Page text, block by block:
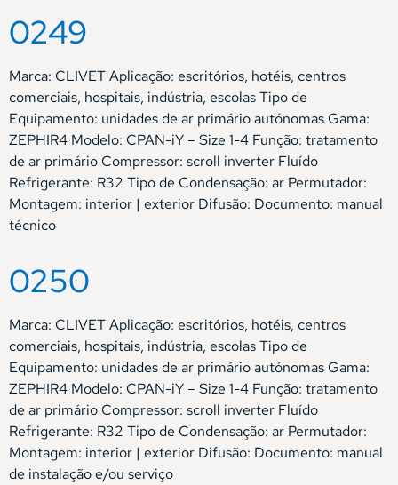
0249
Marca: CLIVET Aplicação: escritórios, hotéis, centros
comerciais, hospitais, indústria, escolas Tipo de
Equipamento: unidades de ar primário autónomas Gama:
ZEPHIR4 Modelo: CPAN-iY – Size 1-4 Função: tratamento
de ar primário Compressor: scroll inverter Fluído
Refrigerante: R32 Tipo de Condensação: ar Permutador:
Montagem: interior | exterior Difusão: Documento: manual
técnico
0250
Marca: CLIVET Aplicação: escritórios, hotéis, centros
comerciais, hospitais, indústria, escolas Tipo de
Equipamento: unidades de ar primário autónomas Gama:
ZEPHIR4 Modelo: CPAN-iY – Size 1-4 Função: tratamento
de ar primário Compressor: scroll inverter Fluído
Refrigerante: R32 Tipo de Condensação: ar Permutador:
Montagem: interior | exterior Difusão: Documento: manual
de instalação e/ou serviço